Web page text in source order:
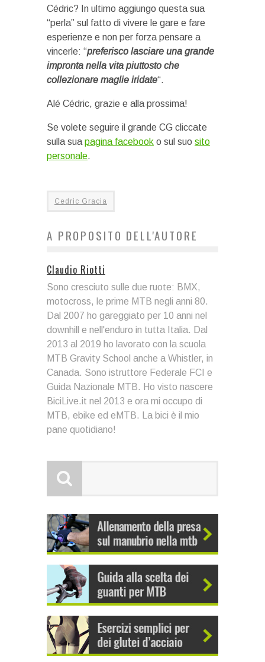
Cédric? In ultimo aggiungo questa sua
“perla” sul fatto di vivere le gare e fare
esperienze e non per forza pensare a
vincerle: “preferisco lasciare una grande
impronta nella vita piuttosto che
collezionare maglie iridate“.
Alé Cédric, grazie e alla prossima!
Se volete seguire il grande CG cliccate
sulla sua pagina facebook o sul suo sito
personale.
Cedric Gracia
A PROPOSITO DELL'AUTORE
Claudio Riotti
Sono cresciuto sulle due ruote: BMX,
motocross, le prime MTB negli anni 80.
Dal 2007 ho gareggiato per 10 anni nel
downhill e nell'enduro in tutta Italia. Dal
2013 al 2019 ho lavorato con la scuola
MTB Gravity School anche a Whistler, in
Canada. Sono istruttore Federale FCI e
Guida Nazionale MTB. Ho visto nascere
BiciLive.it nel 2013 e ora mi occupo di
MTB, ebike ed eMTB. La bici è il mio
pane quotidiano!